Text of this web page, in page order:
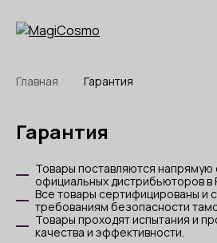
Главная Гарантия
Гарантия
Товары поставляются напрямую
официальных дистрибьюторов в
Все товары сертифицированы и
требованиям безопасности
Товары проходят испытания и
качества и эффективности.